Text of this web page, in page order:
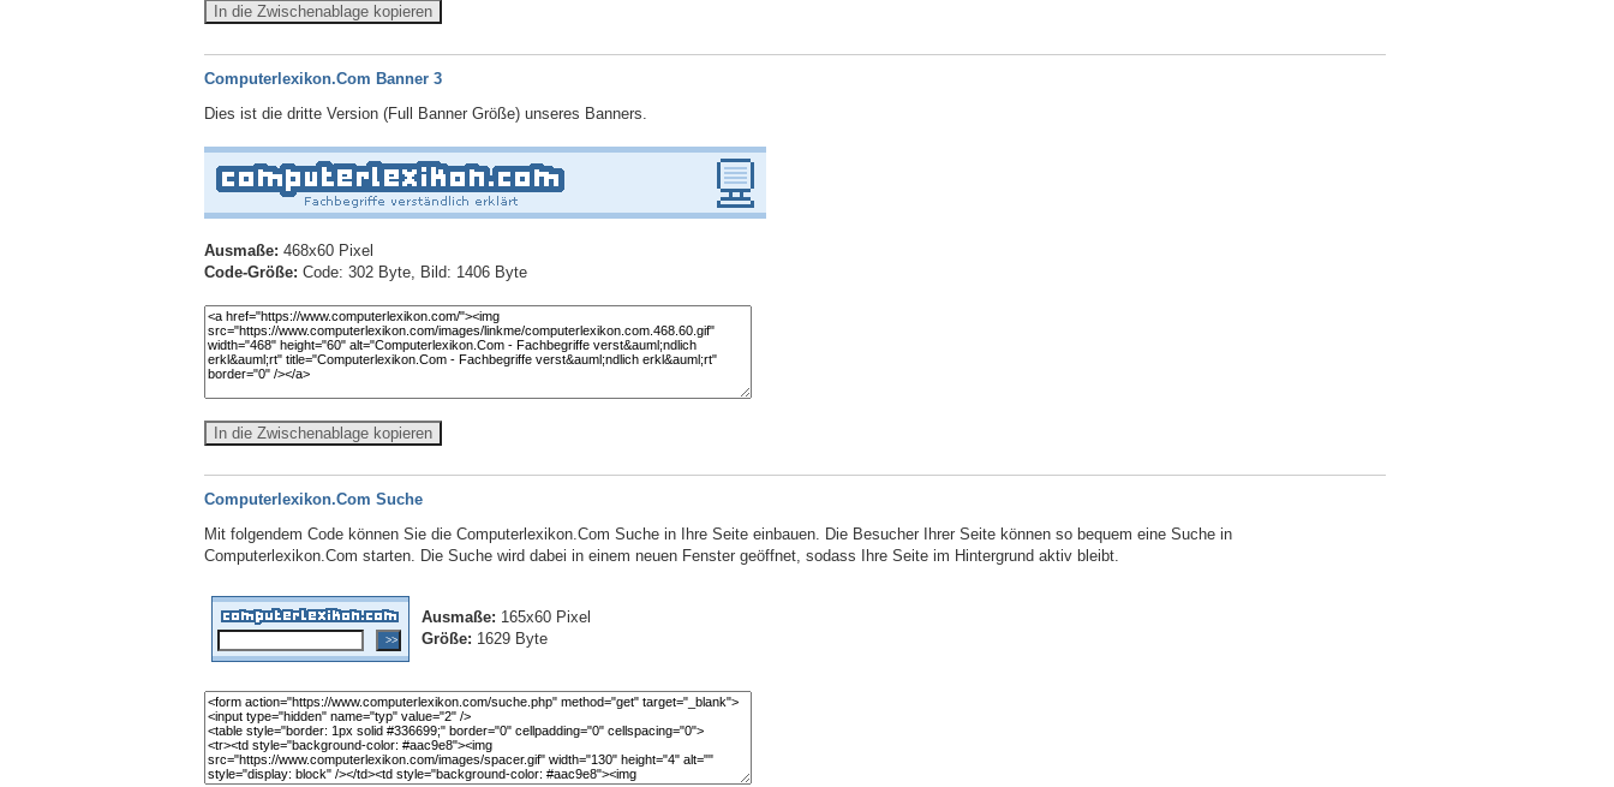
In die Zwischenablage kopieren
Computerlexikon.Com Banner 3
Dies ist die dritte Version (Full Banner Größe) unseres Banners.
Ausmaße: 468x60 Pixel
Code-Größe: Code: 302 Byte, Bild: 1406 Byte
In die Zwischenablage kopieren
Computerlexikon.Com Suche
Mit folgendem Code können Sie die Computerlexikon.Com Suche in Ihre Seite einbauen. Die Besucher Ihrer Seite können so bequem eine Suche in
Computerlexikon.Com starten. Die Suche wird dabei in einem neuen Fenster geöffnet, sodass Ihre Seite im Hintergrund aktiv bleibt.
Ausmaße: 165x60 Pixel
Größe: 1629 Byte